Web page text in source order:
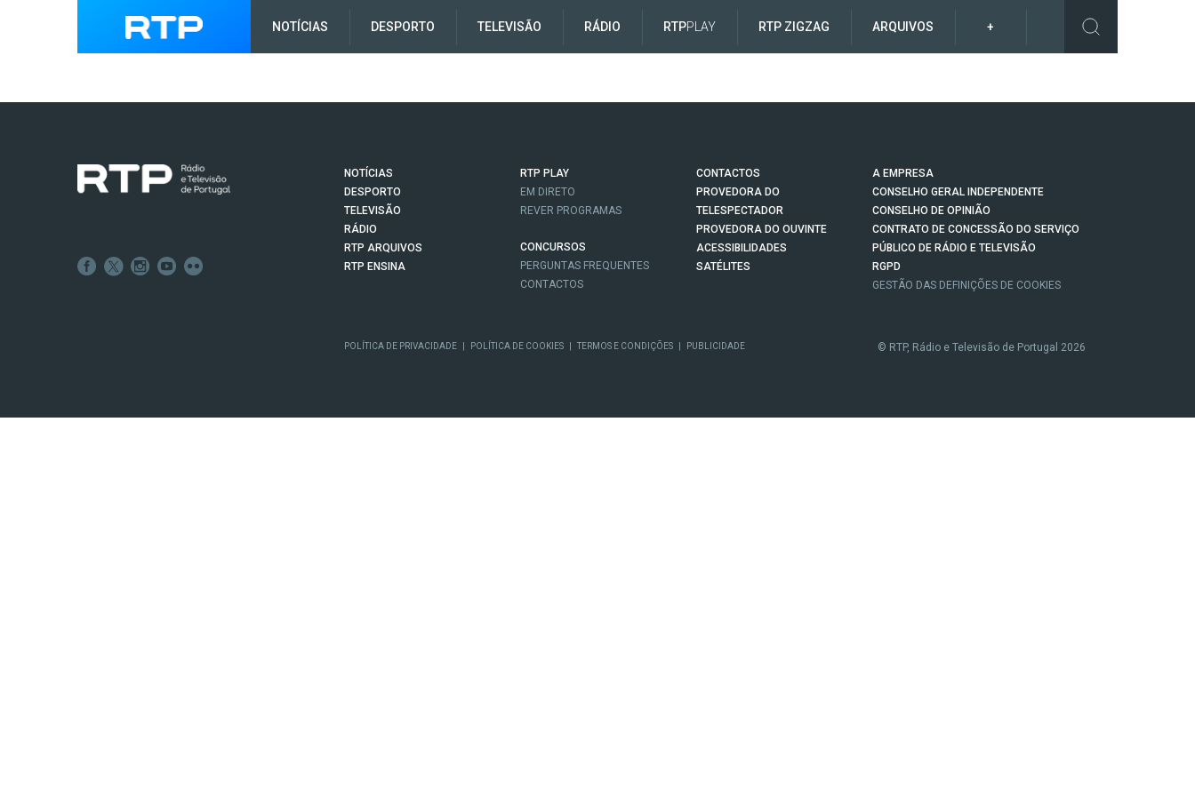
NOTÍCIAS DESPORTO TELEVISÃO RÁDIO RTPPLAY RTP ZIGZAG ARQUIVOS +
NOTÍCIAS
DESPORTO
TELEVISÃO
RÁDIO
RTP ARQUIVOS
RTP ENSINA
RTP PLAY
EM DIRETO
REVER PROGRAMAS
CONCURSOS
PERGUNTAS FREQUENTES
CONTACTOS
CONTACTOS
PROVEDORA DO
TELESPECTADOR
PROVEDORA DO OUVINTE
ACESSIBILIDADES
SATÉLITES
A EMPRESA
CONSELHO GERAL INDEPENDENTE
CONSELHO DE OPINIÃO
CONTRATO DE CONCESSÃO DO SERVIÇO
PÚBLICO DE RÁDIO E TELEVISÃO
RGPD
GESTÃO DAS DEFINIÇÕES DE COOKIES
POLÍTICA DE PRIVACIDADE POLÍTICA DE COOKIES TERMOS E CONDIÇÕES PUBLICIDADE © RTP, Rádio e Televisão de Portugal 2026